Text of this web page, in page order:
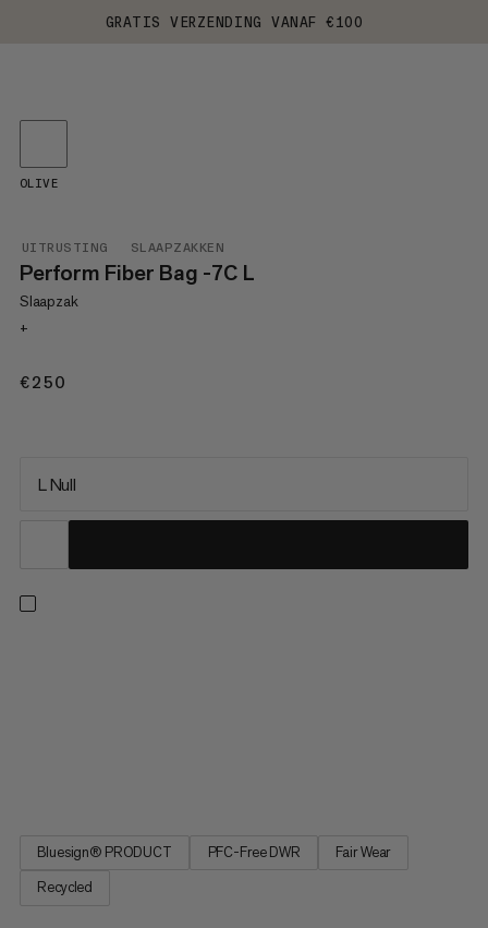
GRATIS VERZENDING VANAF €100
UITRUSTING SLAAPZAKKEN
Perform Fiber Bag -7C L
Slaapzak
+
€250
OLIVE
L Null
Bluesign® PRODUCT PFC-Free DWR
Fair Wear
Recycled